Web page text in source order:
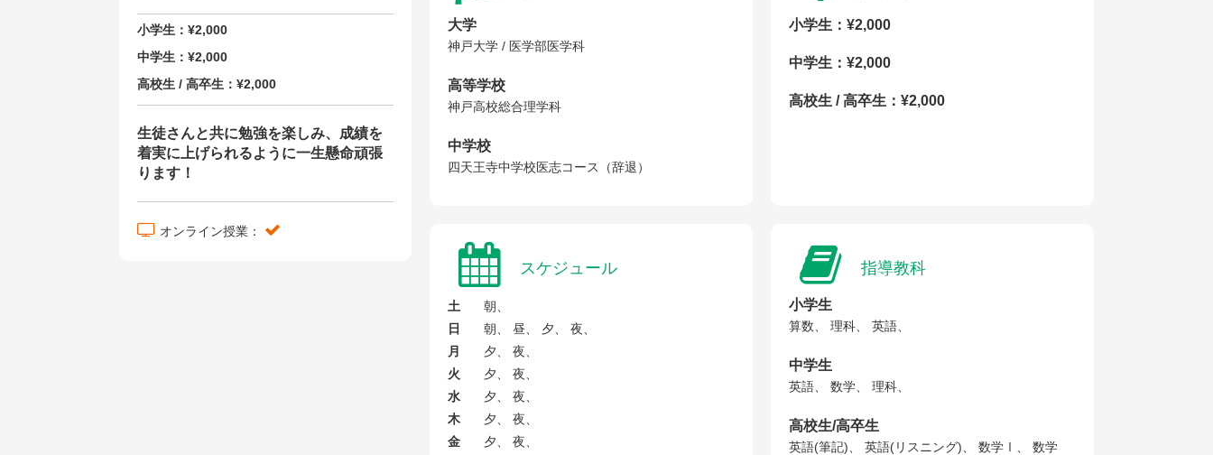
小学生：¥2,000
中学生：¥2,000
高校生 / 高卒生：¥2,000
生徒さんと共に勉強を楽しみ、成績を
着実に上げられるように一生懸命頑張
ります！
オンライン授業：
大学
神戸大学 / 医学部医学科
高等学校
神戸高校総合理学科
中学校
四天王寺中学校医志コース（辞退）
小学生：¥2,000
中学生：¥2,000
高校生 / 高卒生：¥2,000
スケジュール
土
朝、
日
朝、 昼、 夕、 夜、
月
夕、 夜、
火
夕、 夜、
水
夕、 夜、
木
夕、 夜、
金
夕、 夜、
指導教科
小学生
算数、 理科、 英語、
中学生
英語、 数学、 理科、
高校生/高卒生
英語(筆記)、 英語(リスニング)、 数学Ⅰ、 数学